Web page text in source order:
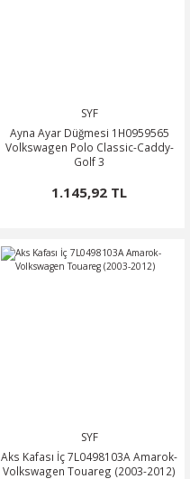
SYF
Ayna Ayar Düğmesi 1H0959565
Volkswagen Polo Classic-Caddy-
Golf 3
1.145,92 TL
SYF
Aks Kafası İç 7L0498103A Amarok-
Volkswagen Touareg (2003-2012)